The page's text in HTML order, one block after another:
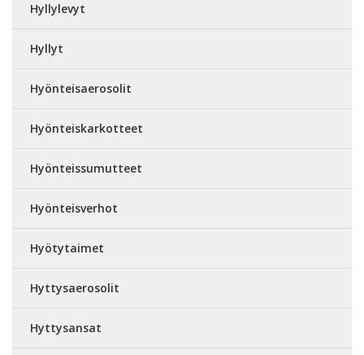
Hyllylevyt
Hyllyt
Hyönteisaerosolit
Hyönteiskarkotteet
Hyönteissumutteet
Hyönteisverhot
Hyötytaimet
Hyttysaerosolit
Hyttysansat